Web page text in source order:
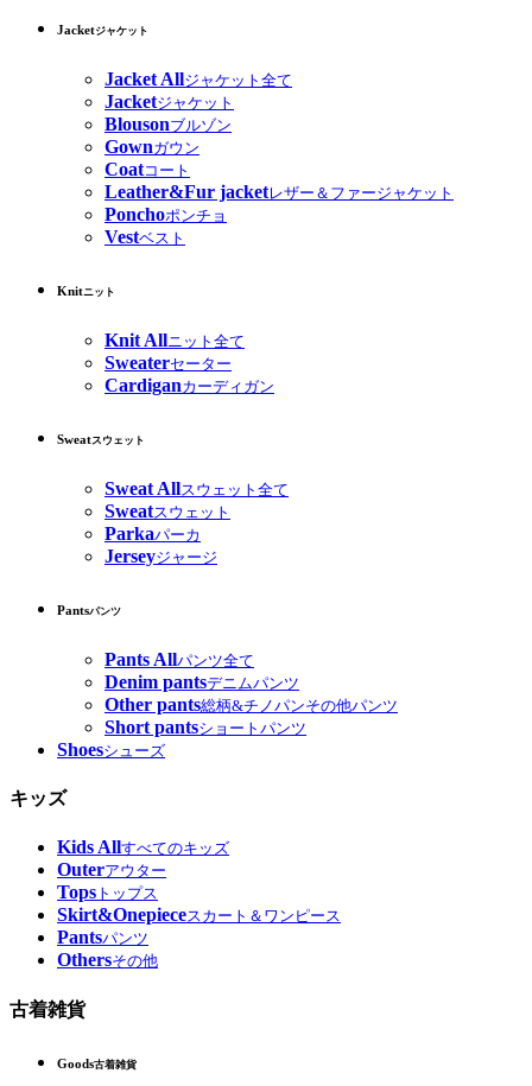
Jacketジャケット
Jacket Allジャケット全て
Jacketジャケット
Blousonブルゾン
Gownガウン
Coatコート
Leather&Fur jacketレザー＆ファージャケット
Ponchoポンチョ
Vestベスト
Knitニット
Knit Allニット全て
Sweaterセーター
Cardiganカーディガン
Sweatスウェット
Sweat Allスウェット全て
Sweatスウェット
Parkaパーカ
Jerseyジャージ
Pantsパンツ
Pants Allパンツ全て
Denim pantsデニムパンツ
Other pants総柄&チノパンその他パンツ
Short pantsショートパンツ
Shoesシューズ
キッズ
Kids Allすべてのキッズ
Outerアウター
Tops トップス
Skirt&Onepieceスカート＆ワンピース
Pantsパンツ
Othersその他
古着雑貨
Goods古着雑貨